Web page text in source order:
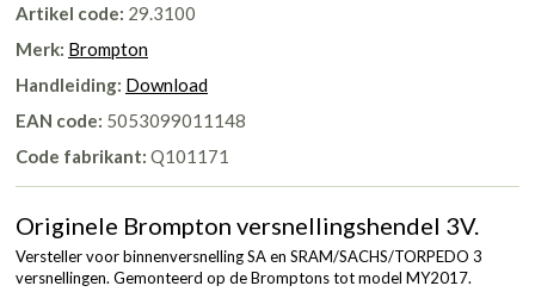
Artikel code: 29.3100
Merk: Brompton
Handleiding: Download
EAN code: 5053099011148
Code fabrikant: Q101171
Originele Brompton versnellingshendel 3V.
Versteller voor binnenversnelling SA en SRAM/SACHS/TORPEDO 3
versnellingen. Gemonteerd op de Bromptons tot model MY2017.